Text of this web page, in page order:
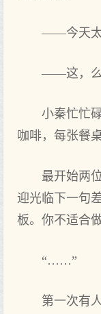
——今天太
——这，么
小秦忙忙
咖啡，每张餐
最开始两
迎光临下一句
板。你不适合
“……”
第一次有